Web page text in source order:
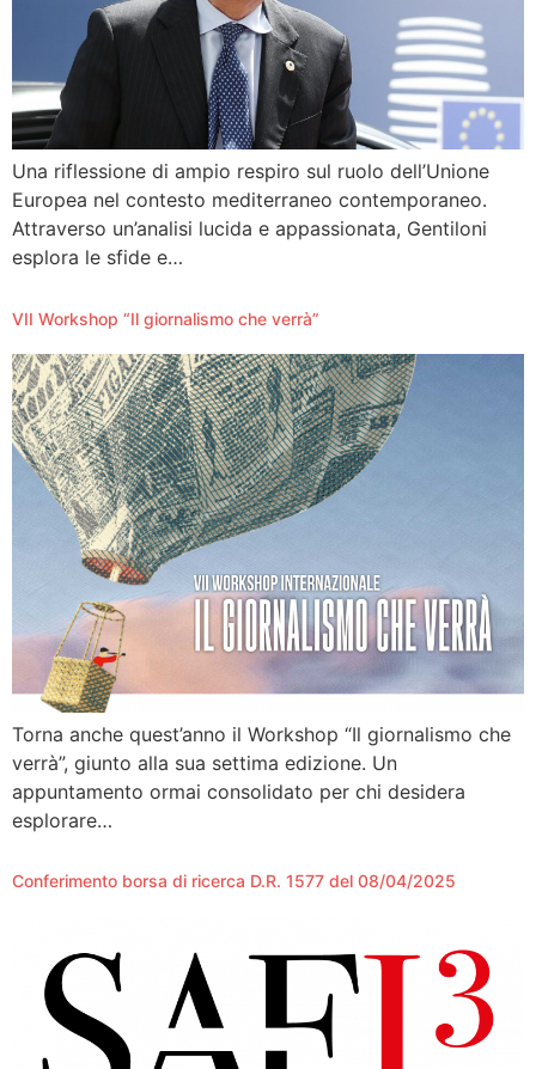
Una riflessione di ampio respiro sul ruolo dell’Unione
Europea nel contesto mediterraneo contemporaneo.
Attraverso un’analisi lucida e appassionata, Gentiloni
esplora le sfide e…
VII Workshop “Il giornalismo che verrà”
Torna anche quest’anno il Workshop “Il giornalismo che
verrà”, giunto alla sua settima edizione. Un
appuntamento ormai consolidato per chi desidera
esplorare…
Conferimento borsa di ricerca D.R. 1577 del 08/04/2025